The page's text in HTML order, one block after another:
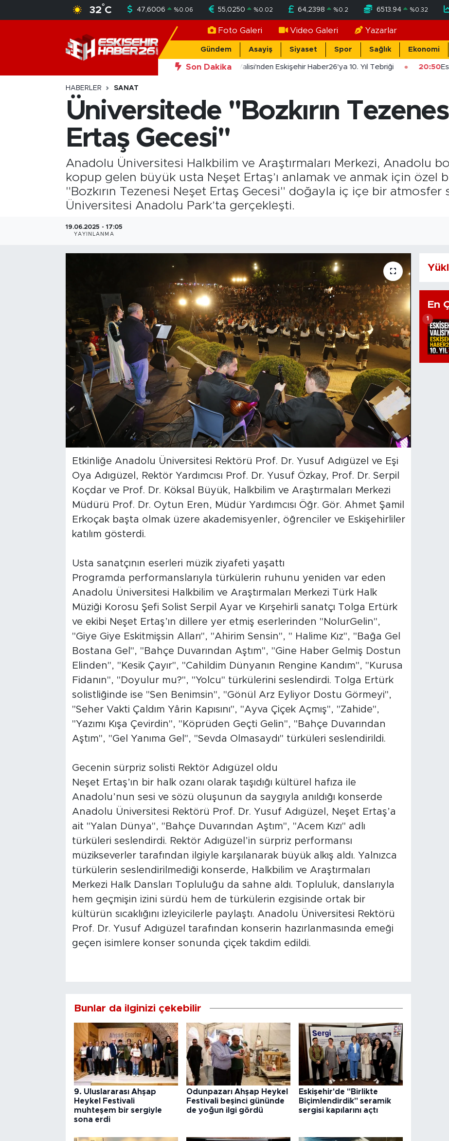
32°C 47,6006 %0.06 55,0250 %0.02 64,2398 %0.2 6513.94 %0.32
Foto Galeri Video Galeri Yazarlar
Gündem Asayiş Siyaset Spor Sağlık Ekonomi
Son Dakika
20:50 Eskişehir Valisi'nden Eskişehir Haber26'ya 10. Yıl Tebriği 20:50
HABERLER SANAT
Üniversitede "Bozkırın
Ertaş Gecesi"
Anadolu Üniversitesi Halkbilim ve Araştırmaları Merkezi, Anadolu
kopup gelen büyük usta Neşet Ertaş’ı anlamak ve anmak için özel
"Bozkırın Tezenesi Neşet Ertaş Gecesi" doğayla iç içe bir atmosfer
Üniversitesi Anadolu Park’ta gerçekleşti.
19.06.2025 - 17:05
YAYINLANMA
Etkinliğe Anadolu Üniversitesi Rektörü Prof. Dr. Yusuf Adıgüzel ve Eşi
Oya Adıgüzel, Rektör Yardımcısı Prof. Dr. Yusuf Özkay, Prof. Dr. Serpil
Koçdar ve Prof. Dr. Köksal Büyük, Halkbilim ve Araştırmaları Merkezi
Müdürü Prof. Dr. Oytun Eren, Müdür Yardımcısı Öğr. Gör. Ahmet Şamil
Erkoçak başta olmak üzere akademisyenler, öğrenciler ve Eskişehirliler
katılım gösterdi.
Usta sanatçının eserleri müzik ziyafeti yaşattı
Programda performanslarıyla türkülerin ruhunu yeniden var eden
Anadolu Üniversitesi Halkbilim ve Araştırmaları Merkezi Türk Halk
Müziği Korosu Şefi Solist Serpil Ayar ve Kırşehirli sanatçı Tolga Ertürk
ve ekibi Neşet Ertaş’ın dillere yer etmiş eserlerinden "NolurGelin",
"Giye Giye Eskitmişsin Alları", "Ahirim Sensin", " Halime Kız", "Bağa Gel
Bostana Gel", "Bahçe Duvarından Aştım", "Gine Haber Gelmiş Dostun
Elinden", "Kesik Çayır", "Cahildim Dünyanın Rengine Kandım", "Kurusa
Fidanın", "Doyulur mu?", "Yolcu" türkülerini seslendirdi. Tolga Ertürk
solistliğinde ise "Sen Benimsin", "Gönül Arz Eyliyor Dostu Görmeyi",
"Seher Vakti Çaldım Yârin Kapısını", "Ayva Çiçek Açmış", "Zahide",
"Yazımı Kışa Çevirdin", "Köprüden Geçti Gelin", "Bahçe Duvarından
Aştım", "Gel Yanıma Gel", "Sevda Olmasaydı" türküleri seslendirildi.
Gecenin sürpriz solisti Rektör Adıgüzel oldu
Neşet Ertaş’ın bir halk ozanı olarak taşıdığı kültürel hafıza ile
Anadolu’nun sesi ve sözü oluşunun da saygıyla anıldığı konserde
Anadolu Üniversitesi Rektörü Prof. Dr. Yusuf Adıgüzel, Neşet Ertaş’a
ait "Yalan Dünya", "Bahçe Duvarından Aştım", "Acem Kızı" adlı
türküleri seslendirdi. Rektör Adıgüzel’in sürpriz performansı
müzikseverler tarafından ilgiyle karşılanarak büyük alkış aldı. Yalnızca
türkülerin seslendirilmediği konserde, Halkbilim ve Araştırmaları
Merkezi Halk Dansları Topluluğu da sahne aldı. Topluluk, danslarıyla
hem geçmişin izini sürdü hem de türkülerin ezgisinde ortak bir
kültürün sıcaklığını izleyicilerle paylaştı. Anadolu Üniversitesi Rektörü
Prof. Dr. Yusuf Adıgüzel tarafından konserin hazırlanmasında emeği
geçen isimlere konser sonunda çiçek takdim edildi.
Bunlar da ilginizi çekebilir
9. Uluslararası Ahşap
Heykel Festivali
muhteşem bir sergiyle
sona erdi
Odunpazarı Ahşap Heykel
Festivali beşinci gününde
de yoğun ilgi gördü
Eskişehir'de "Birlikte
Biçimlendirdik" seramik
sergisi kapılarını açtı
En
1
Nöbetçi Eczaneler
Hava Durumu
Trafik Durumu
Süper Lig Puan Durumu ve Fikstür
Tüm Manşetler
Son Dakika Haberleri
Haber Arşivi